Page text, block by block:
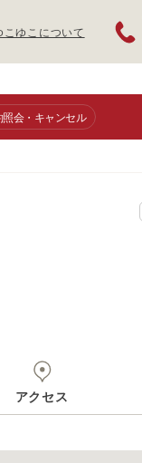
こゆこについて
照会・キャンセル
アクセス